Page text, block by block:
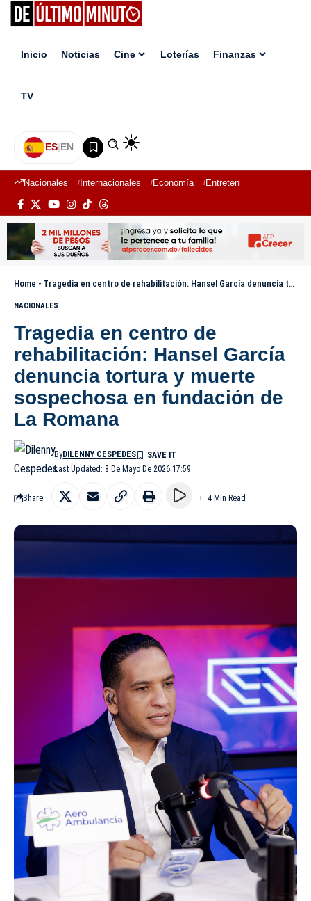
Inicio Noticias Cine Loterías Finanzas
TV
ES|EN
Nacionales Internacionales Economía Entretenimiento
Home - Tragedia en centro de rehabilitación: Hansel García denuncia tortura y muerte sospechosa en fundación de La Romana
NACIONALES
Tragedia en centro de
rehabilitación: Hansel García
denuncia tortura y muerte
sospechosa en fundación de
La Romana
Last Updated: 8 De Mayo De 2026 17:59
ByDILENNY CESPEDES
Share 4 Min Read